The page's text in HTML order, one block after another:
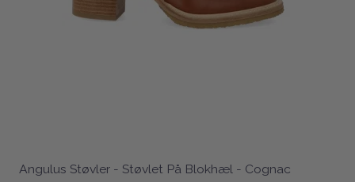
Angulus Støvler - Støvlet På Blokhæl - Cognac